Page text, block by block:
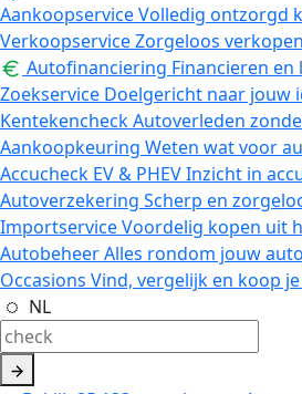
AankoopserviceVolledig ontzorgd
VerkoopserviceZorgeloos
Autofinanciering Financieren en
Zoekservice Doelgericht naar jouw
KentekencheckAutoverleden
Aankoopkeuring Weten wat voor
Accucheck EV & PHEVInzicht in
Autoverzekering Scherp en
ImportserviceVoordelig kopen uit
AutobeheerAlles rondom jouw
Occasions Vind, vergelijk en koop
NL